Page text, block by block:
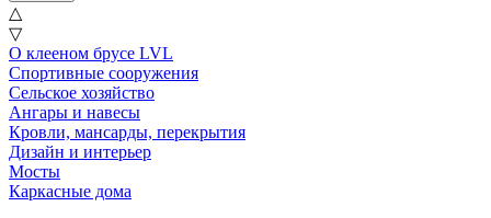
△
▽
О клееном брусе LVL
Спортивные сооружения
Сельское хозяйство
Ангары и навесы
Кровли, мансарды, перекрытия
Дизайн и интерьер
Мосты
Каркасные дома